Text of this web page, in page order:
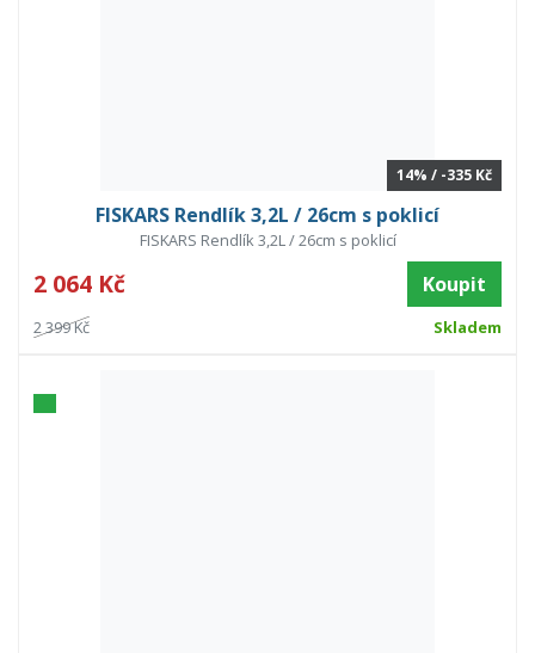
14% / -335 Kč
FISKARS Rendlík 3,2L / 26cm s poklicí
FISKARS Rendlík 3,2L / 26cm s poklicí
2 064 Kč Koupit
2 399 Kč Skladem